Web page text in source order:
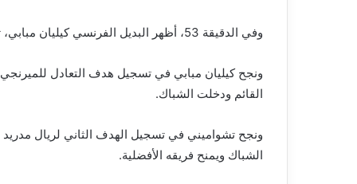
وفي الدقيقة 53، أظهر البديل الفرنسي كيليان مبابي، تألقه الكبير، حيث تصدى تشيزني لمحاولاته الأولى.
القائم ودخلت الشباك.
الشباك ويمنح فريقه الأفضلية.